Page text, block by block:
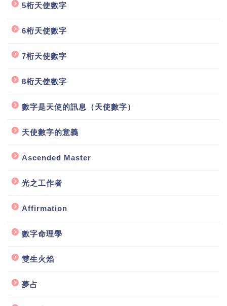
5桁天使數字
6桁天使數字
7桁天使數字
8桁天使數字
數字是天使的訊息（天使數字）
天使數字的意義
Ascended Master
光之工作者
Affirmation
數字命理學
雙生火焰
夢占